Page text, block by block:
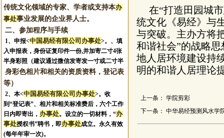
传统文化领域的专家、学者或支持本办
事处事业发展的企业界人士。
二、参加程序与手续
1、申报<中国易经有限公司办事处>。 、填
入申报表，身份证复印件一份,并加寄二寸4张
半身彩照（建议通过微信发寄发一寸或二寸半
身彩色相片和相关的资质资料，登记表
等）
2、本<中国易经有限公司办事处>。收
到“登记表”、相片和相关标准费后，六个工作
日内即寄出， 办事处。设立的一切材料，“办
事处授权书”聘书，即办事处成立。永久有效
(每年年审一次)。
在“打造田园城
统文化《易经》与
与突破。主办方将
和谐社会”的战略
地人居环境建设持
明的和谐人居理论
上一条： 学院剪彩
下一条： 中华易经预测风水学